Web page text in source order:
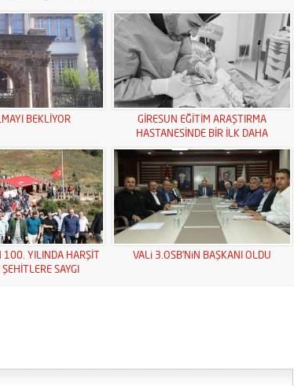
BEKLİYOR
GİRESUN EĞİTİM ARAŞTIRMA
HASTANESİNDE BİR İLK DAHA
100. YILINDA HARŞİT
ŞEHİTLERE SAYGI
VALi 3.OSB’NiN BAŞKANI OLDU